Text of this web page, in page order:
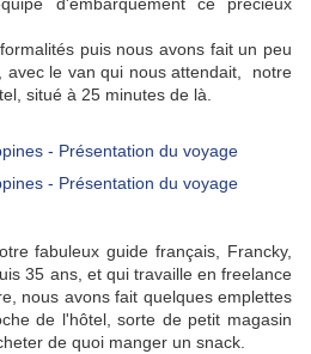
puis nous avons fait un peu
avec le van qui nous attendait, notre
situé à 25 minutes de là.
fabuleux guide français, Francky,
35 ans, et qui travaille en freelance
nous avons fait quelques emplettes
de l'hôtel, sorte de petit magasin
de quoi manger un snack.